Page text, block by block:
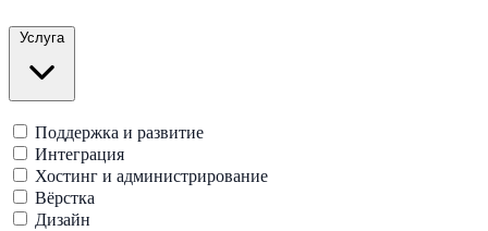
Услуга
Поддержка и развитие
Интеграция
Хостинг и администрирование
Вёрстка
Дизайн